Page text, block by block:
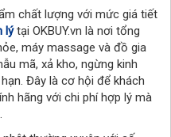
chất lượng với mức giá tiết
lýtại OKBUY.vn là nơi tổng
máy massage và đồ gia
mã, xả kho, ngừng kinh
Đây là cơ hội để khách
hãng với chi phí hợp lý mà